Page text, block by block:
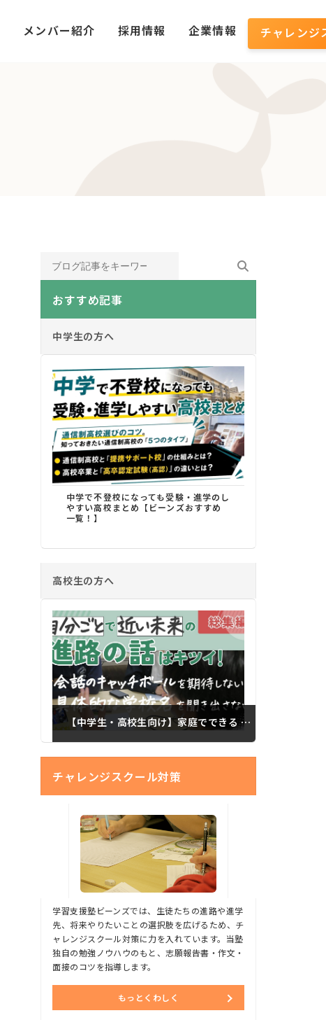
メンバー紹介 採用情報 企業情報 チャレンジ
おすすめ記事
中学生の方へ
中学で不登校になっても受験・進学のし
やすい高校まとめ【ビーンズおすすめ
一覧！】
高校生の方へ
【中学生・高校生向け】家庭でできる 思春期以降の子どもたちに進路を考えてもらうコツ 総集編
チャレンジスクール対策
学習支援塾ビーンズでは、生徒たちの進路や進学
先、将来やりたいことの選択肢を広げるため、チ
ャレンジスクール対策に力を入れています。当塾
独自の勉強ノウハウのもと、志願報告書・作文・
面接のコツを指導します。
もっとくわしく